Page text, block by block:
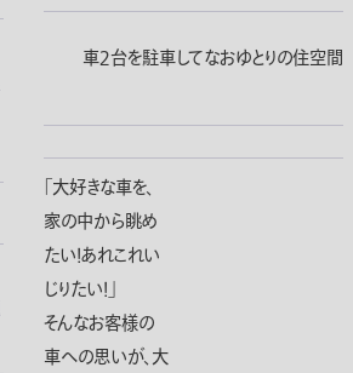
車２台を駐車してなおゆとりの住空間
「大好きな車を、
家の中から眺め
たい！あれこれい
じりたい！」
そんなお客様の
車への思いが、大